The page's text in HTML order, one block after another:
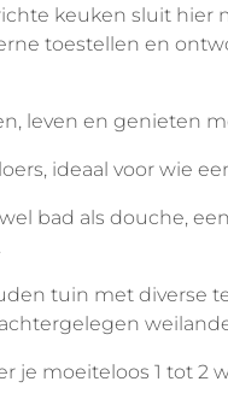
keuken sluit hier
toestellen en
leven en genieten
ideaal voor wie
bad als douche,
tuin met diverse
je moeiteloos 1 tot 2